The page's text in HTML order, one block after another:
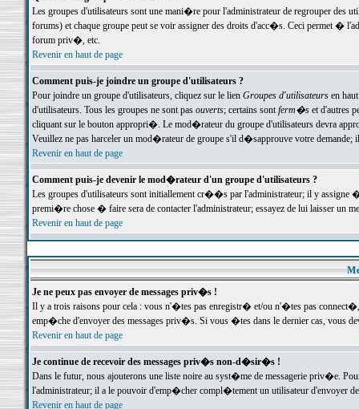
Les groupes d'utilisateurs sont une mani�re pour l'administrateur de regrouper des
forums) et chaque groupe peut se voir assigner des droits d'acc�s. Ceci permet
forum priv�, etc.
Revenir en haut de page
Comment puis-je joindre un groupe d'utilisateurs ?
Pour joindre un groupe d'utilisateurs, cliquez sur le lien Groupes d'utilisateursen haut
d'utilisateurs. Tous les groupes ne sont pas ouverts; certains sontferm�set d'autres
cliquant sur le bouton appropri�. Le mod�rateur du groupe d'utilisateurs devra
Veuillez ne pas harceler un mod�rateur de groupe s'il d�sapprouve votre demande;
Revenir en haut de page
Comment puis-je devenir le mod�rateur d'un groupe d'utilisateurs ?
Les groupes d'utilisateurs sont initiallement cr��s par l'administrateur; il y
premi�re chose � faire sera de contacter l'administrateur; essayez de lui laisser un
Revenir en haut de page
Je ne peux pas envoyer de messages priv�s !
Il y a trois raisons pour cela : vous n'�tes pas enregistr� et/ou n'�tes pas
emp�che d'envoyer des messages priv�s. Si vous �tes dans le dernier cas, vous
Revenir en haut de page
Je continue de recevoir des messages priv�s non-d�sir�s !
Dans le futur, nous ajouterons une liste noire au syst�me de messagerie priv�e.
l'administrateur; il a le pouvoir d'emp�cher compl�tement un utilisateur d'envoyer
Revenir en haut de page